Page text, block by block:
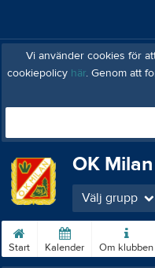
Vi använder cookies för
cookiepolicy här. Genom att
OK Milan
Välj grupp
Start Kalender Om klubben